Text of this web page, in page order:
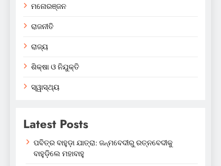
ମନୋରଞ୍ଜନ
ରାଜନୀତି
ରାଜ୍ୟ
ଶିକ୍ଷା ଓ ନିଯୁକ୍ତି
ସ୍ୱାସ୍ଥ୍ୟ
Latest Posts
ପବିତ୍ର ବାହୁଡ଼ା ଯାତ୍ରା: ଜନ୍ମବେଦୀରୁ ରତ୍ନବେଦୀକୁ
ବାହୁଡ଼ିଲେ ମହାବାହୁ